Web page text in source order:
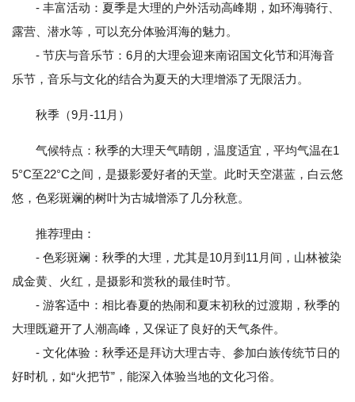
- 丰富活动：夏季是大理的户外活动高峰期，如环海骑行、
露营、潜水等，可以充分体验洱海的魅力。
- 节庆与音乐节：6月的大理会迎来南诏国文化节和洱海音
乐节，音乐与文化的结合为夏天的大理增添了无限活力。
秋季（9月-11月）
气候特点：秋季的大理天气晴朗，温度适宜，平均气温在1
5°C至22°C之间，是摄影爱好者的天堂。此时天空湛蓝，白云悠
悠，色彩斑斓的树叶为古城增添了几分秋意。
推荐理由：
- 色彩斑斓：秋季的大理，尤其是10月到11月间，山林被染
成金黄、火红，是摄影和赏秋的最佳时节。
- 游客适中：相比春夏的热闹和夏末初秋的过渡期，秋季的
大理既避开了人潮高峰，又保证了良好的天气条件。
- 文化体验：秋季还是拜访大理古寺、参加白族传统节日的
好时机，如“火把节”，能深入体验当地的文化习俗。